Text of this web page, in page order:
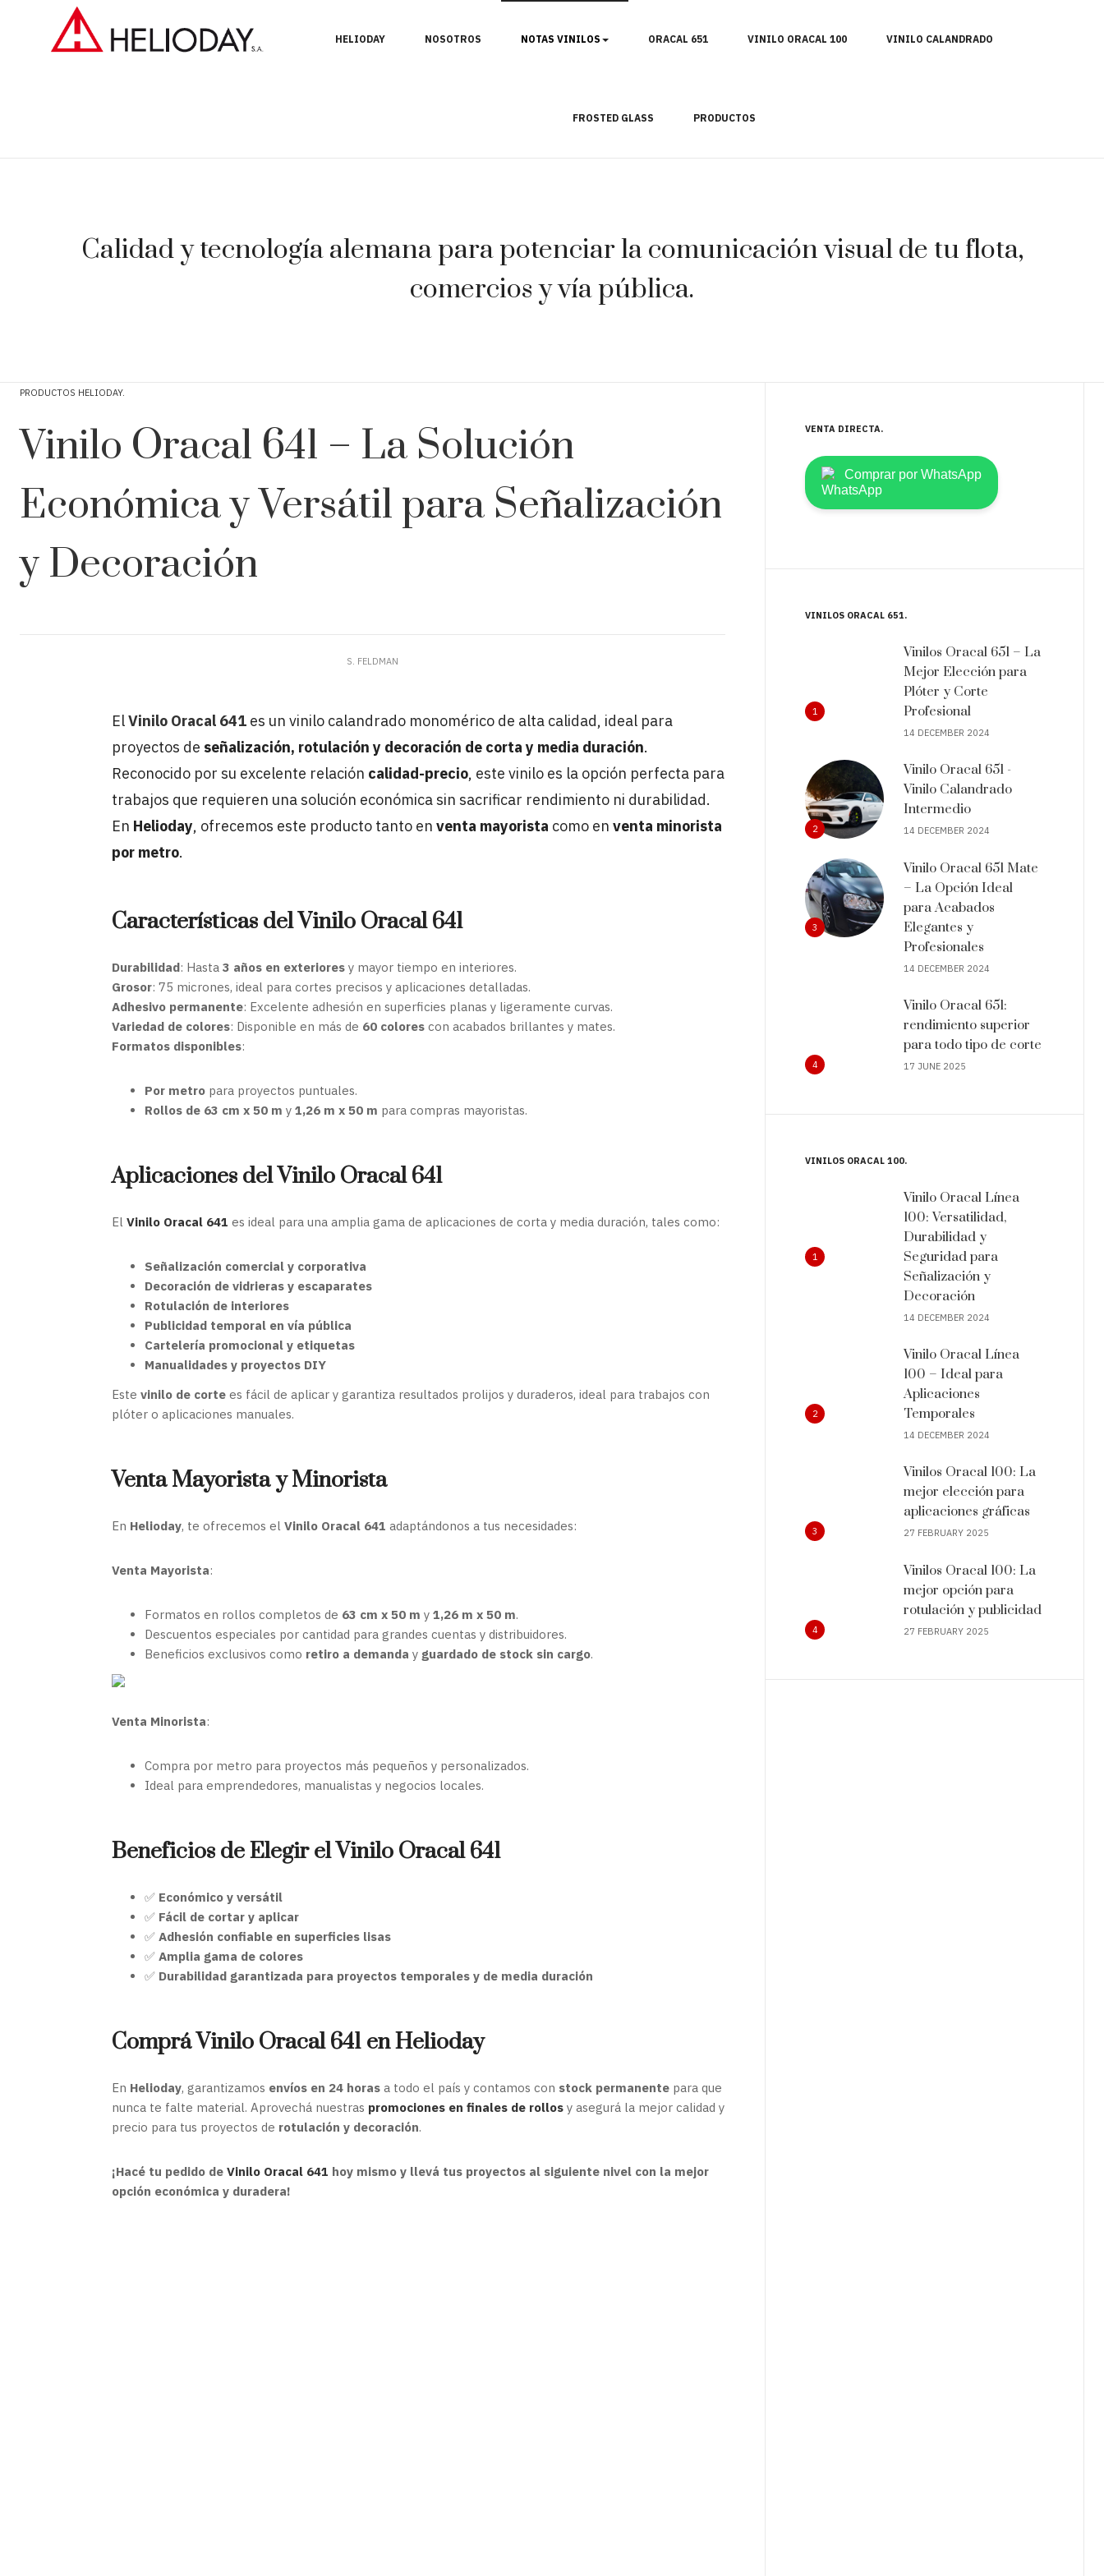
HELIODAY NOSOTROS NOTAS VINILOS ORACAL 651 VINILO ORACAL 100 VINILO CALANDRADO
FROSTED GLASS PRODUCTOS
Calidad y tecnología alemana para potenciar la comunicación visual de tu flota,
comercios y vía pública.
PRODUCTOS HELIODAY
Vinilo Oracal 641 – La Solución
Económica y Versátil para Señalización
y Decoración
S. FELDMAN
ElVinilo Oracal 641 es un vinilo calandrado monomérico de alta calidad, ideal para
proyectos de señalización, rotulación y decoración de corta y media duración.
Reconocido por su excelente relación calidad-precio, este vinilo es la opción perfecta para
trabajos que requieren una solución económica sin sacrificar rendimiento ni durabilidad.
En Helioday, ofrecemos este producto tanto en venta mayorista como en venta minorista
por metro.
Características del Vinilo Oracal 641
Durabilidad: Hasta 3 años en exteriores y mayor tiempo en interiores.
Grosor: 75 micrones, ideal para cortes precisos y aplicaciones detalladas.
Adhesivo permanente: Excelente adhesión en superficies planas y ligeramente curvas.
Variedad de colores: Disponible en más de 60 colores con acabados brillantes y mates.
Formatos disponibles:
Por metro para proyectos puntuales.
Rollos de 63 cm x 50 m y 1,26 m x 50 m para compras mayoristas.
Aplicaciones del Vinilo Oracal 641
El Vinilo Oracal 641 es ideal para una amplia gama de aplicaciones de corta y media duración, tales como:
Señalización comercial y corporativa
Decoración de vidrieras y escaparates
Rotulación de interiores
Publicidad temporal en vía pública
Cartelería promocional y etiquetas
Manualidades y proyectos DIY
Este vinilo de corte es fácil de aplicar y garantiza resultados prolijos y duraderos, ideal para trabajos con
plóter o aplicaciones manuales.
Venta Mayorista y Minorista
En Helioday, te ofrecemos el Vinilo Oracal 641 adaptándonos a tus necesidades:
Venta Mayorista:
Formatos en rollos completos de 63 cm x 50 m y 1,26 m x 50 m.
Descuentos especiales por cantidad para grandes cuentas y distribuidores.
Beneficios exclusivos como retiro a demanda y guardado de stock sin cargo.
Venta Minorista:
Compra por metro para proyectos más pequeños y personalizados.
Ideal para emprendedores, manualistas y negocios locales.
Beneficios de Elegir el Vinilo Oracal 641
✅ Económico y versátil
✅ Fácil de cortar y aplicar
✅ Adhesión confiable en superficies lisas
✅ Amplia gama de colores
✅ Durabilidad garantizada para proyectos temporales y de media duración
Comprá Vinilo Oracal 641 en Helioday
En Helioday, garantizamos envíos en 24 horas a todo el país y contamos con stock permanente para que
nunca te falte material. Aprovechá nuestras promociones en finales de rollos y asegurá la mejor calidad y
precio para tus proyectos de rotulación y decoración.
¡Hacé tu pedido de Vinilo Oracal 641 hoy mismo y llevá tus proyectos al siguiente nivel con la mejor
opción económica y duradera!
VENTA DIRECTA
Comprar por WhatsApp
VINILOS ORACAL 651
1
Vinilos Oracal 651 – La
Mejor Elección para
Plóter y Corte
Profesional
14 DECEMBER 2024
2
Vinilo Oracal 651 -
Vinilo Calandrado
Intermedio
14 DECEMBER 2024
3
Vinilo Oracal 651 Mate
– La Opción Ideal
para Acabados
Elegantes y
Profesionales
14 DECEMBER 2024
4
Vinilo Oracal 651:
rendimiento superior
para todo tipo de corte
17 JUNE 2025
VINILOS ORACAL 100
1
Vinilo Oracal Línea
100: Versatilidad,
Durabilidad y
Seguridad para
Señalización y
Decoración
14 DECEMBER 2024
2
Vinilo Oracal Línea
100 – Ideal para
Aplicaciones
Temporales
14 DECEMBER 2024
3
Vinilos Oracal 100: La
mejor elección para
aplicaciones gráficas
27 FEBRUARY 2025
4
Vinilos Oracal 100: La
mejor opción para
rotulación y publicidad
27 FEBRUARY 2025